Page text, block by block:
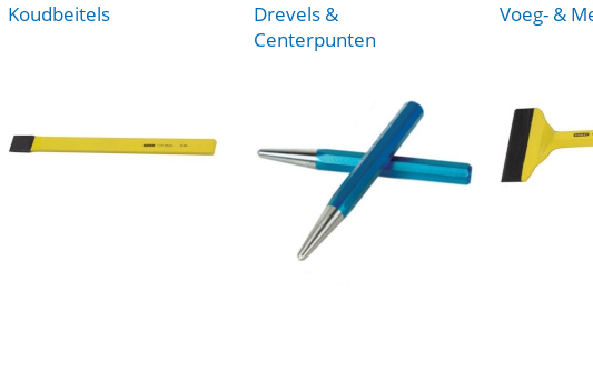
Koudbeitels
Drevels &
Centerpunten
Voeg- &